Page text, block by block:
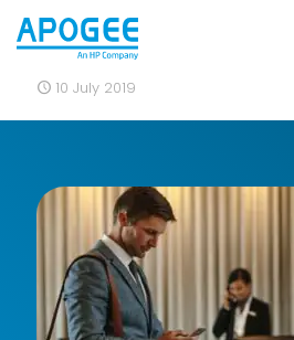
10 July 2019